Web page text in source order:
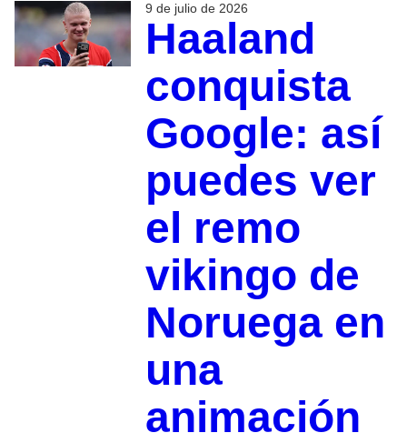
9 de julio de 2026
Haaland
conquista
Google: así
puedes ver
el remo
vikingo de
Noruega en
una
animación